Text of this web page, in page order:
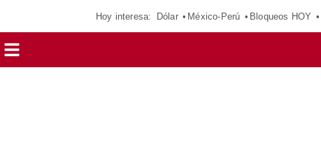
Hoy interesa: Dólar México-Perú Bloqueos HOY